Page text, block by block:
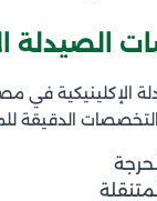
الصيدلة
الإكلينيكية في
التخصصات الدقيقة